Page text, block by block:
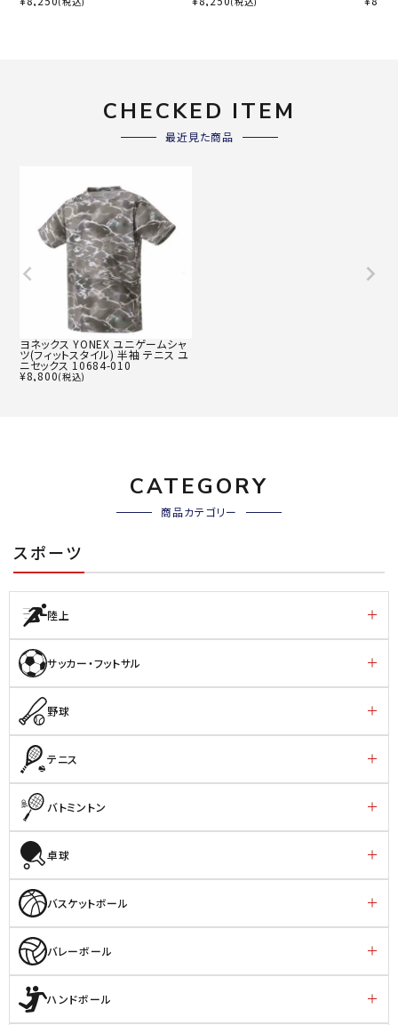
CHECKED ITEM
最近見た商品
ヨネックス YONEX ユニゲームシャ
ツ(フィットスタイル) 半袖 テニス ユ
ニセックス 10684-010
¥8,800(税込)
CATEGORY
商品カテゴリー
スポーツ
陸上
サッカー・フットサル
野球
テニス
バトミントン
卓球
バスケットボール
バレーボール
ハンドボール